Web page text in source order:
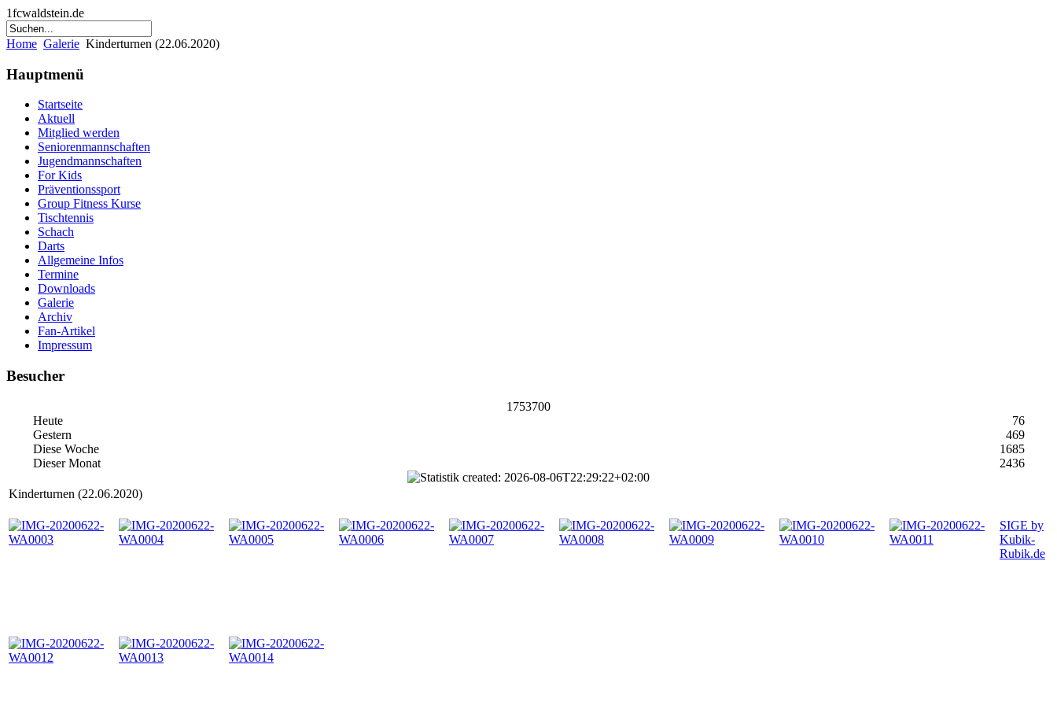
1fcwaldstein.de
Home Galerie Kinderturnen (22.06.2020)
Hauptmenü
Startseite
Aktuell
Mitglied werden
Seniorenmannschaften
Jugendmannschaften
For Kids
Präventionssport
Group Fitness Kurse
Tischtennis
Schach
Darts
Allgemeine Infos
Termine
Downloads
Galerie
Archiv
Fan-Artikel
Impressum
Besucher
1753700
Heute
76
Gestern
469
Diese Woche
1685
Dieser Monat
2436
Kinderturnen (22.06.2020)
SIGE by
Kubik-
Rubik.de